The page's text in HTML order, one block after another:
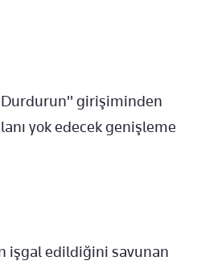
Durdurun" girişiminden
yok edecek genişleme
işgal edildiğini savunan